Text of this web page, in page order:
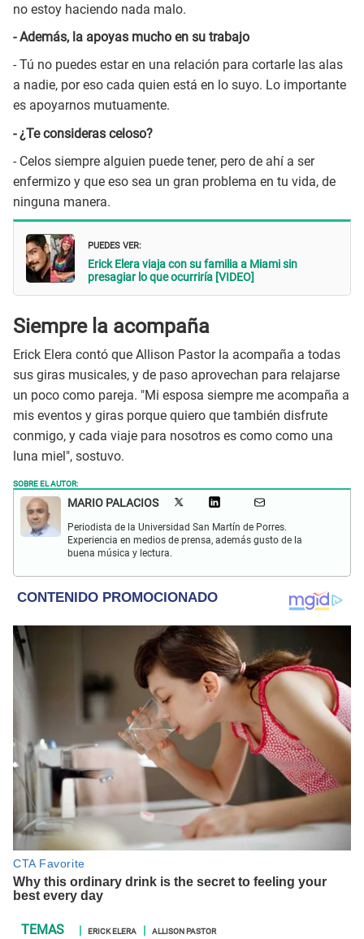
no estoy haciendo nada malo.
- Además, la apoyas mucho en su trabajo
- Tú no puedes estar en una relación para cortarle las alas
a nadie, por eso cada quien está en lo suyo. Lo importante
es apoyarnos mutuamente.
- ¿Te consideras celoso?
- Celos siempre alguien puede tener, pero de ahí a ser
enfermizo y que eso sea un gran problema en tu vida, de
ninguna manera.
PUEDES VER:
Erick Elera viaja con su familia a Miami sin
presagiar lo que ocurriría [VIDEO]
Siempre la acompaña
Erick Elera contó que Allison Pastor la acompaña a todas
sus giras musicales, y de paso aprovechan para relajarse
un poco como pareja. "Mi esposa siempre me acompaña a
mis eventos y giras porque quiero que también disfrute
conmigo, y cada viaje para nosotros es como como una
luna miel", sostuvo.
SOBRE EL AUTOR:
MARIO PALACIOS
Periodista de la Universidad San Martín de Porres.
Experiencia en medios de prensa, además gusto de la
buena música y lectura.
ERICK ELERA ALLISON PASTOR